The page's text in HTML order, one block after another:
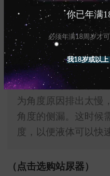
你已年满
必须年满18周岁才
我18岁或以上
尿，而不是使劲把它
②更实际的方法是，
液体是不是立马（或
了。如果立刻排出说
接尿了；如果液体无
明角度不对，尿液累
为角度原因排出太慢
角度的侧漏。这时候
度，以便液体可以快
（点击选购站尿器）